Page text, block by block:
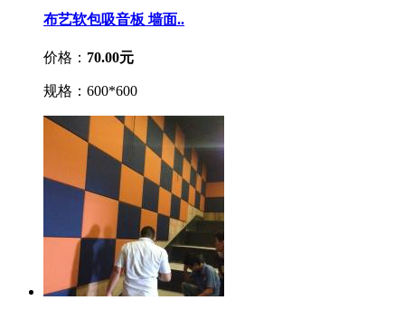
布艺软包吸音板 墙面..
价格： 70.00元
规格：600*600